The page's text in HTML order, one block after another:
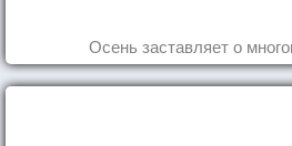
Осень заставляет о